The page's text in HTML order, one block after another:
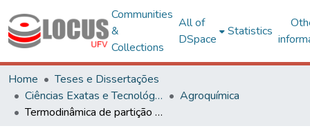
Communities
&
Collections
All of
DSpace
Statistics
Home
Teses e Dissertações
Ciências Exatas e Tecnológicas
Agroquímica
Termodinâmica de partição do corante natural carmim de cochonilha em diferentes sistemas aquosos bifásicos